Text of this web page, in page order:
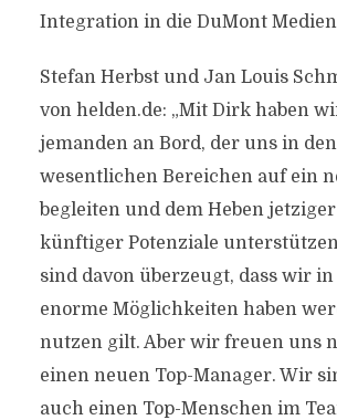
Integration in die DuMont
Stefan Herbst und Jan Louis
von helden.de: „Mit Dirk haben
jemanden an Bord, der uns in den
wesentlichen Bereichen auf ein
begleiten und dem Heben
künftiger Potenziale
sind davon überzeugt, dass wir
enorme Möglichkeiten haben
nutzen gilt. Aber wir freuen uns
einen neuen Top-Manager. Wir
auch einen Top-Menschen im